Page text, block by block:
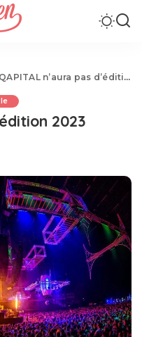
QAPITAL n’aura pas d’édition 2023
2023